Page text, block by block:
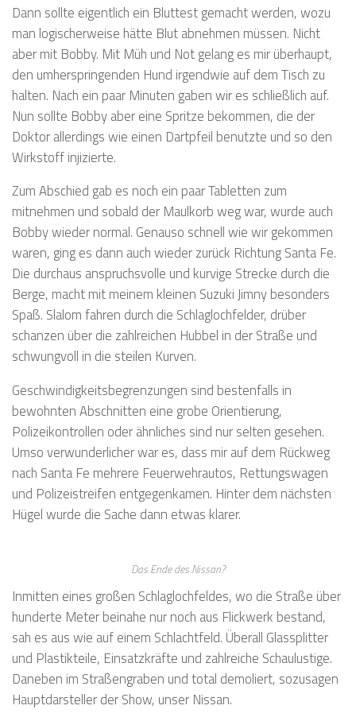
Dann sollte eigentlich ein Bluttest gemacht werden, wozu
man logischerweise hätte Blut abnehmen müssen. Nicht
aber mit Bobby. Mit Müh und Not gelang es mir überhaupt,
den umherspringenden Hund irgendwie auf dem Tisch zu
halten. Nach ein paar Minuten gaben wir es schließlich auf.
Nun sollte Bobby aber eine Spritze bekommen, die der
Doktor allerdings wie einen Dartpfeil benutzte und so den
Wirkstoff injizierte.
Zum Abschied gab es noch ein paar Tabletten zum
mitnehmen und sobald der Maulkorb weg war, wurde auch
Bobby wieder normal. Genauso schnell wie wir gekommen
waren, ging es dann auch wieder zurück Richtung Santa Fe.
Die durchaus anspruchsvolle und kurvige Strecke durch die
Berge, macht mit meinem kleinen Suzuki Jimny besonders
Spaß. Slalom fahren durch die Schlaglochfelder, drüber
schanzen über die zahlreichen Hubbel in der Straße und
schwungvoll in die steilen Kurven.
Geschwindigkeitsbegrenzungen sind bestenfalls in
bewohnten Abschnitten eine grobe Orientierung,
Polizeikontrollen oder ähnliches sind nur selten gesehen.
Umso verwunderlicher war es, dass mir auf dem Rückweg
nach Santa Fe mehrere Feuerwehrautos, Rettungswagen
und Polizeistreifen entgegenkamen. Hinter dem nächsten
Hügel wurde die Sache dann etwas klarer.
Das Ende des Nissan?
Inmitten eines großen Schlaglochfeldes, wo die Straße über
hunderte Meter beinahe nur noch aus Flickwerk bestand,
sah es aus wie auf einem Schlachtfeld. Überall Glassplitter
und Plastikteile, Einsatzkräfte und zahlreiche Schaulustige.
Daneben im Straßengraben und total demoliert, sozusagen
Hauptdarsteller der Show, unser Nissan.